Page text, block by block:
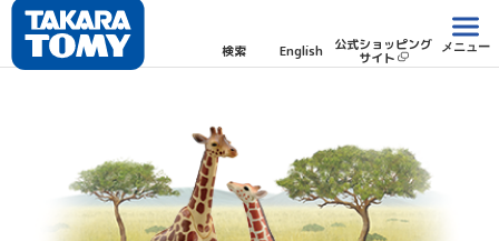
検索 English 公式ショッピング
サイト
メニュー